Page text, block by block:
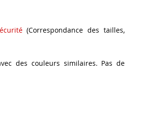
(Correspondance des tailles,
des couleurs similaires. Pas de